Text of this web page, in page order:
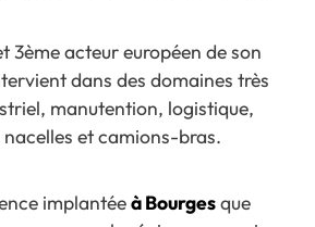
3ème acteur européen de son
dans des domaines très
manutention, logistique,
et camions-bras.
implantéeà Bourgesque